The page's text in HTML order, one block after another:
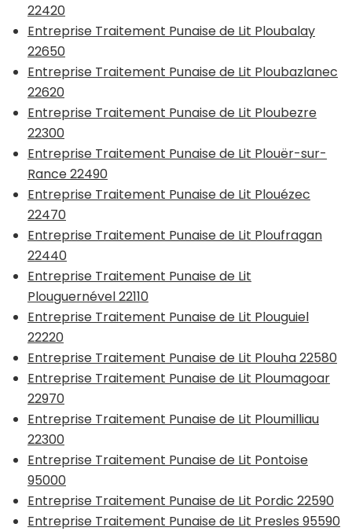
22420
Entreprise Traitement Punaise de Lit Ploubalay
22650
Entreprise Traitement Punaise de Lit Ploubazlanec
22620
Entreprise Traitement Punaise de Lit Ploubezre
22300
Entreprise Traitement Punaise de Lit Plouër-sur-
Rance 22490
Entreprise Traitement Punaise de Lit Plouézec
22470
Entreprise Traitement Punaise de Lit Ploufragan
22440
Entreprise Traitement Punaise de Lit
Plouguernével 22110
Entreprise Traitement Punaise de Lit Plouguiel
22220
Entreprise Traitement Punaise de Lit Plouha 22580
Entreprise Traitement Punaise de Lit Ploumagoar
22970
Entreprise Traitement Punaise de Lit Ploumilliau
22300
Entreprise Traitement Punaise de Lit Pontoise
95000
Entreprise Traitement Punaise de Lit Pordic 22590
Entreprise Traitement Punaise de Lit Presles 95590